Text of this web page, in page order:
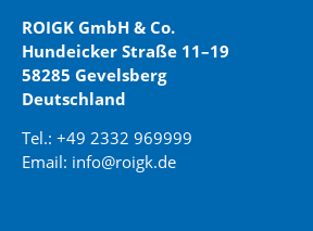
ROIGK GmbH & Co.
Hundeicker Straße 11–19
58285 Gevelsberg
Deutschland
Tel.: +49 2332 969999
Email: info@roigk.de